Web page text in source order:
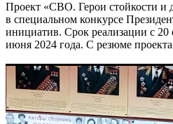
Проект «СВО. Герои стойкости и
в специальном конкурсе
инициатив. Срок реализации с 20
июня 2024 года. С резюме